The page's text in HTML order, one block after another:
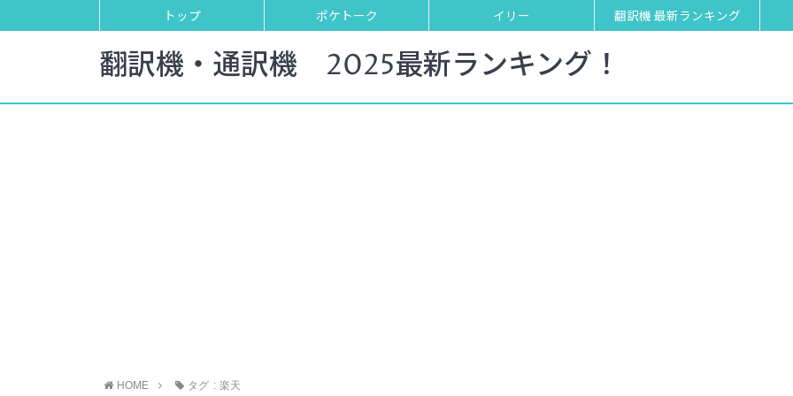
トップ ポケトーク イリー 翻訳機 最新ランキング
翻訳機・通訳機 2025最新ランキング！
HOME タグ : 楽天